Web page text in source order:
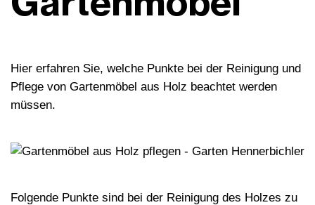
Hier erfahren Sie, welche Punkte bei der Reinigung und
Pflege von Gartenmöbel aus Holz beachtet werden
müssen.
Folgende Punkte sind bei der Reinigung des Holzes zu